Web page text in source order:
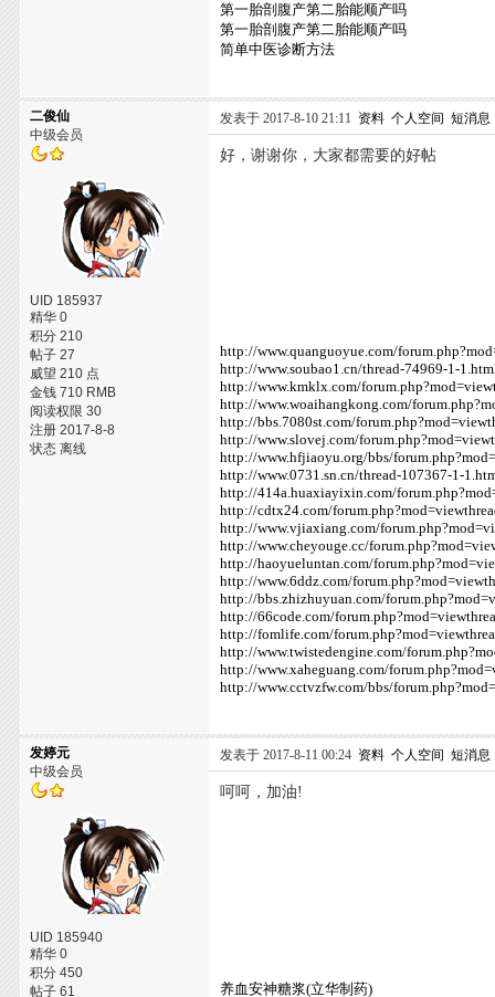
第一胎剖腹产第二胎能顺产吗
第一胎剖腹产第二胎能顺产吗
简单中医诊断方法
二俊仙
中级会员
UID 185937
精华 0
积分 210
帖子 27
威望 210 点
金钱 710 RMB
阅读权限 30
注册 2017-8-8
状态 离线
发表于 2017-8-10 21:11 资料 个人空间 短消息
好，谢谢你，大家都需要的好帖
http://www.quanguoyue.com/
http://www.soubao1.cn/thread-74969-1-
http://www.kmklx.com/
http://www.woaihangkong.com/
http://bbs.7080st.com/
http://www.slovej.com/
http://www.hfjiaoyu.org/bbs/
http://www.0731.sn.cn/thread-107367-1-
http://414a.huaxiayixin.com/
http://cdtx24.com/
http://www.vjiaxiang.com/
http://www.cheyouge.cc/
http://haoyueluntan.com/
http://www.6ddz.com/
http://bbs.zhizhuyuan.com/
http://66code.com/
http://fomlife.com/
http://www.twistedengine.com/
http://www.xaheguang.com/
http://www.cctvzfw.com/bbs/
发婷元
中级会员
UID 185940
精华 0
积分 450
帖子 61
发表于 2017-8-11 00:24 资料 个人空间 短消息
呵呵，加油!
养血安神糖浆(立华制药)